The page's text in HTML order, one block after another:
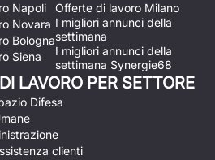
Napoli
Novara
Bologna
Siena
Offerte di lavoro Milano
I migliori annunci della
settimana
I migliori annunci della
settimana Synergie68
LAVORO PER SETTORE
Difesa
clienti